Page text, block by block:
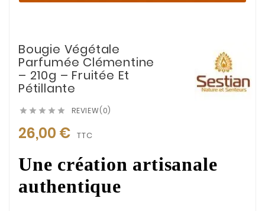
Bougie Végétale
Parfumée Clémentine
– 210g – Fruitée Et
Pétillante
     REVIEW(0)
26,00 € TTC
Une création artisanale
authentique